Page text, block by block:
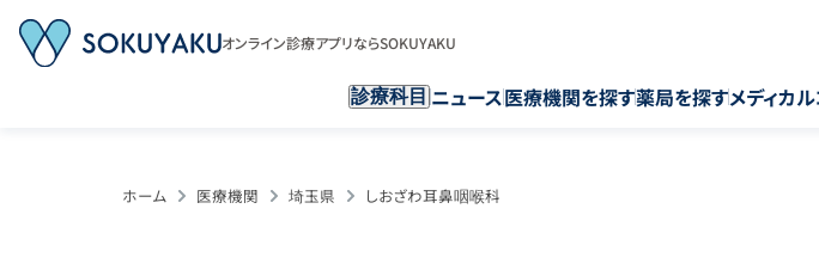
オンライン診療アプリならSOKUYAKU
診療科目 ニュース医療機関を探す薬局を探すメディカ
ホーム 医療機関 埼玉県 しおざわ耳鼻咽喉科